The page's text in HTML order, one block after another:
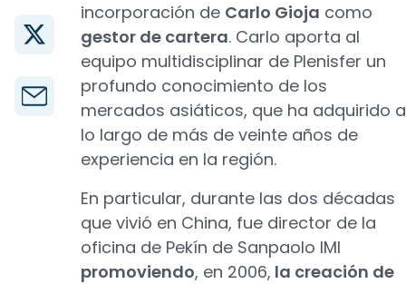
incorporación de Carlo Gioja como
gestor de cartera. Carlo aporta al
equipo multidisciplinar de Plenisfer un
profundo conocimiento de los
mercados asiáticos, que ha adquirido a
lo largo de más de veinte años de
experiencia en la región.
En particular, durante las dos décadas
que vivió en China, fue director de la
oficina de Pekín de Sanpaolo IMI
promoviendo, en 2006, la creación de